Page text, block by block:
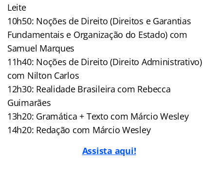
Leite
10h50: Noções de Direito (Direitos e Garantias
Fundamentais e Organização do Estado) com
Samuel Marques
11h40: Noções de Direito (Direito Administrativo)
com Nilton Carlos
12h30: Realidade Brasileira com Rebecca
Guimarães
13h20: Gramática + Texto com Márcio Wesley
14h20: Redação com Márcio Wesley
Assista aqui!